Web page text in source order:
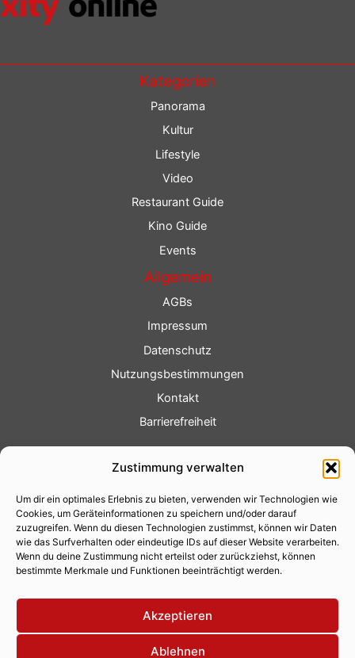
Zustimmung verwalten
Um dir ein optimales Erlebnis zu bieten, verwenden wir Technologien wie
Cookies, um Geräteinformationen zu speichern und/oder darauf
zuzugreifen. Wenn du diesen Technologien zustimmst, können wir Daten
wie das Surfverhalten oder eindeutige IDs auf dieser Website verarbeiten.
Wenn du deine Zustimmung nicht erteilst oder zurückziehst, können
bestimmte Merkmale und Funktionen beeinträchtigt werden.
Akzeptieren
Ablehnen
Kategorien
Panorama
Kultur
Lifestyle
Video
Restaurant Guide
Kino Guide
Events
Allgemein
AGBs
Impressum
Datenschutz
Nutzungsbestimmungen
Kontakt
Barrierefreiheit
Fotoservice
Videoservice
Werbung
Contenterstellung
Lokalnachrichten
Lokalfernsehen